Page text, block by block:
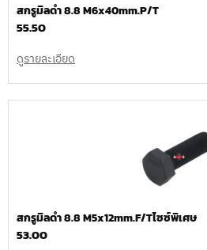
สกรูมิลดำ 8.8 M6x40mm.P/T
55.50
ดูรายละเอียด
สกรูมิลดำ 8.8 M5x12mm.F/Tไซซ์พิเศษ
53.00